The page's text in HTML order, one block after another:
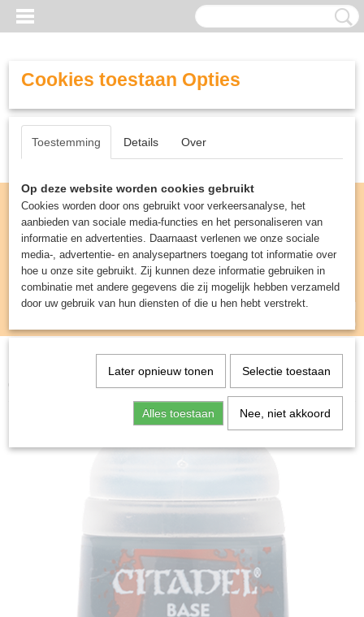
Inloggen Registreren
UW WINKELWAGEN
(0)
Miniature Gaming>Base: Stegadon Scale
Cookies toestaan Opties
Toestemming Details Over
Op deze website worden cookies gebruikt
Cookies worden door ons gebruikt voor verkeersanalyse, het
aanbieden van sociale media-functies en het personaliseren van
informatie en advertenties. Daarnaast verlenen we onze sociale
media-, advertentie- en analysepartners toegang tot informatie over
hoe u onze site gebruikt. Zij kunnen deze informatie gebruiken in
combinatie met andere gegevens die zij mogelijk hebben verzameld
door uw gebruik van hun diensten of die u hen hebt verstrekt.
Later opnieuw tonen Selectie toestaan
Alles toestaan Nee, niet akkoord